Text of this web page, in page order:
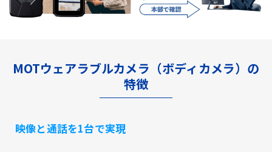
MOTウェアラブルカメラ（ボディカメラ）の
特徴
映像と通話を1台で実現